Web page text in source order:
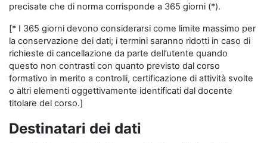
precisate che di norma corrisponde a 365 giorni (*).
[* I 365 giorni devono considerarsi come limite massimo per
la conservazione dei dati; i termini saranno ridotti in caso di
richieste di cancellazione da parte dell’utente quando
questo non contrasti con quanto previsto dal corso
formativo in merito a controlli, certificazione di attività svolte
o altri elementi oggettivamente identificati dal docente
titolare del corso.]
Destinatari dei dati